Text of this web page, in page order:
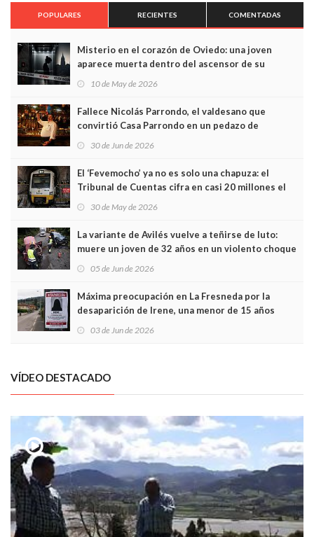
POPULARES RECIENTES COMENTADAS
Misterio en el corazón de Oviedo: una joven
aparece muerta dentro del ascensor de su
edificio y las cámaras captan sus últimos minutos
10 de May de 2026
Fallece Nicolás Parrondo, el valdesano que
convirtió Casa Parrondo en un pedazo de
Asturias en Madrid
30 de Jun de 2026
El ‘Fevemocho’ ya no es solo una chapuza: el
Tribunal de Cuentas cifra en casi 20 millones el
sobrecoste de los trenes que no cabían por los
30 de May de 2026
La variante de Avilés vuelve a teñirse de luto:
muere un joven de 32 años en un violento choque
frontal
05 de Jun de 2026
Máxima preocupación en La Fresneda por la
desaparición de Irene, una menor de 15 años
03 de Jun de 2026
VÍDEO DESTACADO